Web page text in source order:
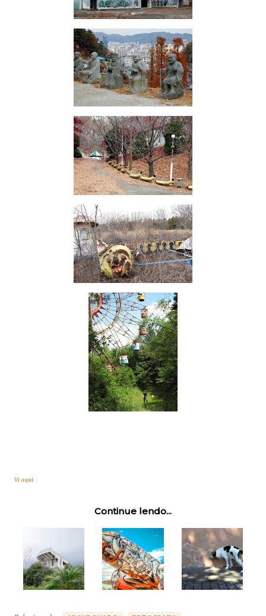
Vi aqui
Continue lendo...